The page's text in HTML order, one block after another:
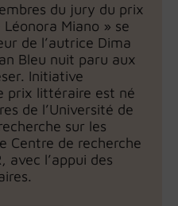
du jury du prix
Miano » se
de l’autrice Dima
Bleu nuit paru aux
Initiative
prix littéraire est né
de l’Université de
sur les
Centre de recherche
avec l’appui des